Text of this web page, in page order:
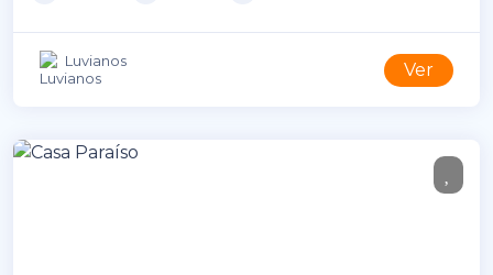
Luvianos Ver